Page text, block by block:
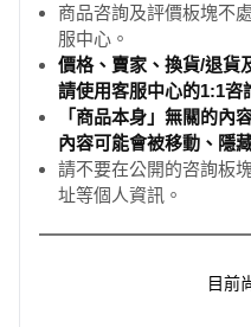
商品咨詢及評價板塊不
服中心。
價格、賣家、換貨/退貨
請使用客服中心的1:1咨
「商品本身」無關的內
內容可能會被移動、隱
請不要在公開的咨詢板
址等個人資訊。
目前